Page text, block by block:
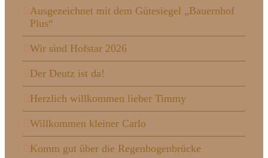
Ausgezeichnet mit dem Gütesiegel „Bauernhof
Plus“
Wir sind Hofstar 2026
Der Deutz ist da!
Herzlich willkommen lieber Timmy
Willkommen kleiner Carlo
Komm gut über die Regenbogenbrücke